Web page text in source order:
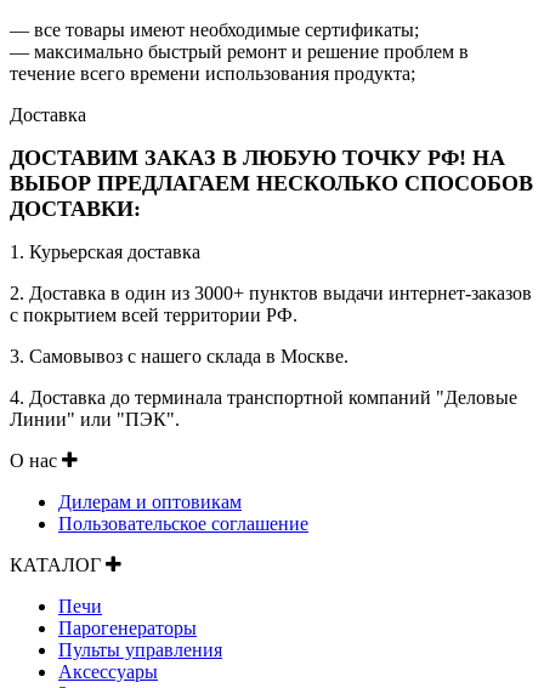
— все товары имеют необходимые сертификаты;
— максимально быстрый ремонт и решение проблем в
течение всего времени использования продукта;
Доставка
ДОСТАВИМ ЗАКАЗ В ЛЮБУЮ ТОЧКУ РФ! НА
ВЫБОР ПРЕДЛАГАЕМ НЕСКОЛЬКО СПОСОБОВ
ДОСТАВКИ:
1. Курьерская доставка
2. Доставка в один из 3000+ пунктов выдачи интернет-заказов
с покрытием всей территории РФ.
3. Самовывоз с нашего склада в Москве.
4. Доставка до терминала транспортной компаний "Деловые
Линии" или "ПЭК".
О нас
Дилерам и оптовикам
Пользовательское соглашение
КАТАЛОГ
Печи
Парогенераторы
Пульты управления
Аксессуары